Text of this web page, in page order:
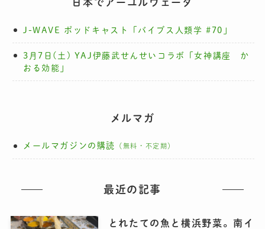
日本でアーユルヴェーダ
J-WAVE ポッドキャスト「バイブス人類学 #70」
3月7日(土) YAJ伊藤武せんせいコラボ「女神講座 か
おる効能」
メルマガ
メールマガジンの購読 （無料・不定期）
最近の記事
とれたての魚と横浜野菜。南イ